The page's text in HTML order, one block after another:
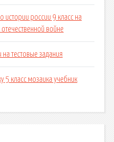
истории россии 9 класс на
войне
на тестовые задания
5 класс мозаика учебник